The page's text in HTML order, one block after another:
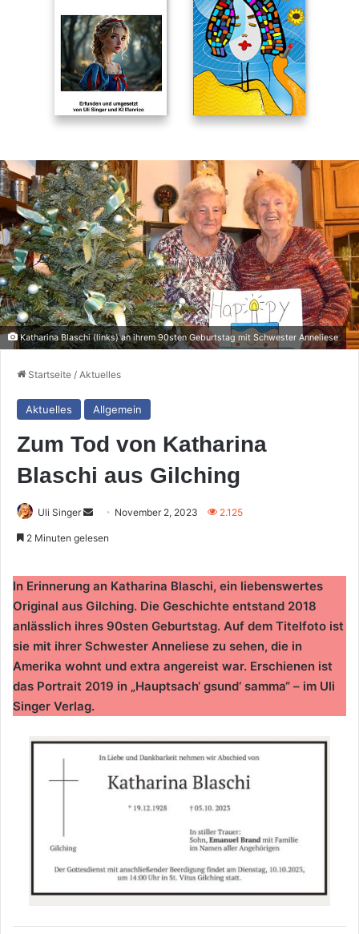
Katharina Blaschi (links) an ihrem 90sten Geburtstag mit Schwester Anneliese
Startseite / Aktuelles
Aktuelles Allgemein
Zum Tod von Katharina
Blaschi aus Gilching
Uli Singer
Sende
Mail
November 2, 2023 2.125
2 Minuten gelesen
In Erinnerung an Katharina Blaschi, ein liebenswertes
Original aus Gilching. Die Geschichte entstand 2018
anlässlich ihres 90sten Geburtstag. Auf dem Titelfoto ist
sie mit ihrer Schwester Anneliese zu sehen, die in
Amerika wohnt und extra angereist war. Erschienen ist
das Portrait 2019 in „Hauptsach‘ gsund‘ samma“ – im Uli
Singer Verlag.